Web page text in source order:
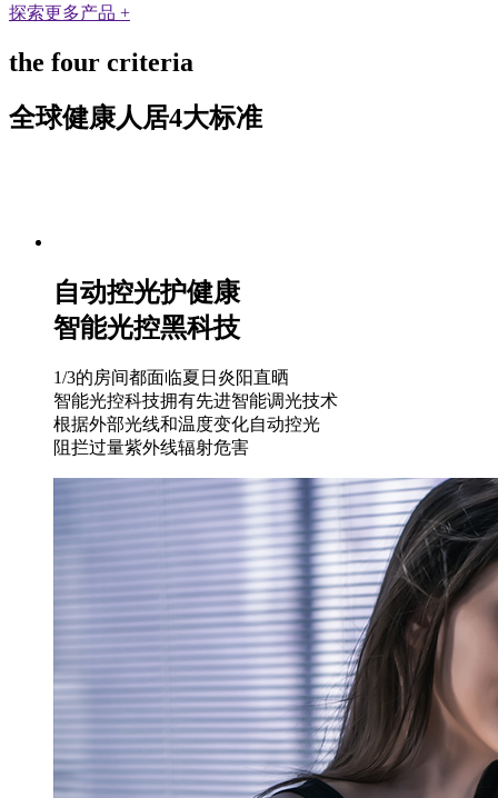
探索更多产品 +
the four criteria
全球健康人居4大标准
自动控光护健康
智能光控黑科技
1/3的房间都面临夏日炎阳直晒
智能光控科技拥有先进智能调光技术
根据外部光线和温度变化自动控光
阻拦过量紫外线辐射危害